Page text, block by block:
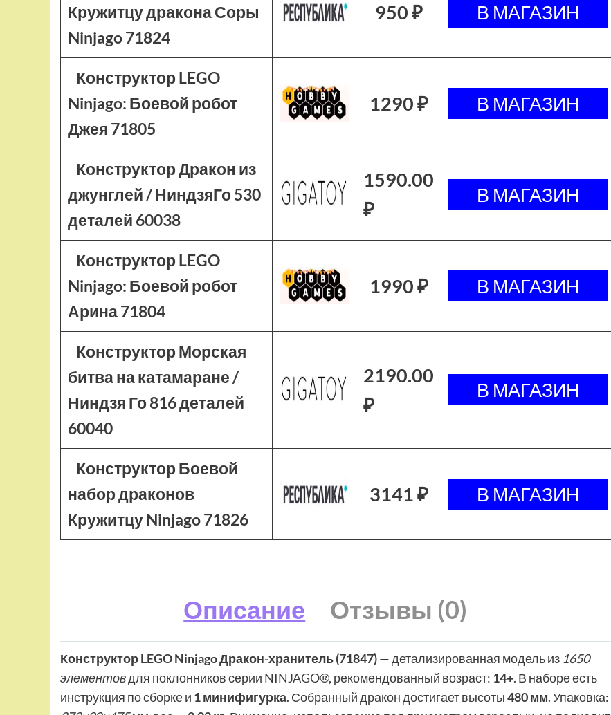
Кружитцу дракона Соры
Ninjago 71824
950 ₽
Конструктор LEGO
Ninjago: Боевой робот
Джея 71805
1290 ₽
Конструктор Дракон из
джунглей / НиндзяГо 530
деталей 60038
1590.00
₽
Конструктор LEGO
Ninjago: Боевой робот
Арина 71804
1990 ₽
Конструктор Морская
битва на катамаране /
Ниндзя Го 816 деталей
60040
2190.00
₽
Конструктор Боевой
набор драконов
Кружитцу Ninjago 71826
3141 ₽
Описание Отзывы (0)
Конструктор LEGO Ninjago Дракон-хранитель (71847)— детализированная модель из 1650
элементовдля поклонников серии NINJAGO®, рекомендованный возраст: 14+. В наборе есть
инструкция по сборке и 1 минифигурка. Собранный дракон достигает высоты480 мм. Упаковка: